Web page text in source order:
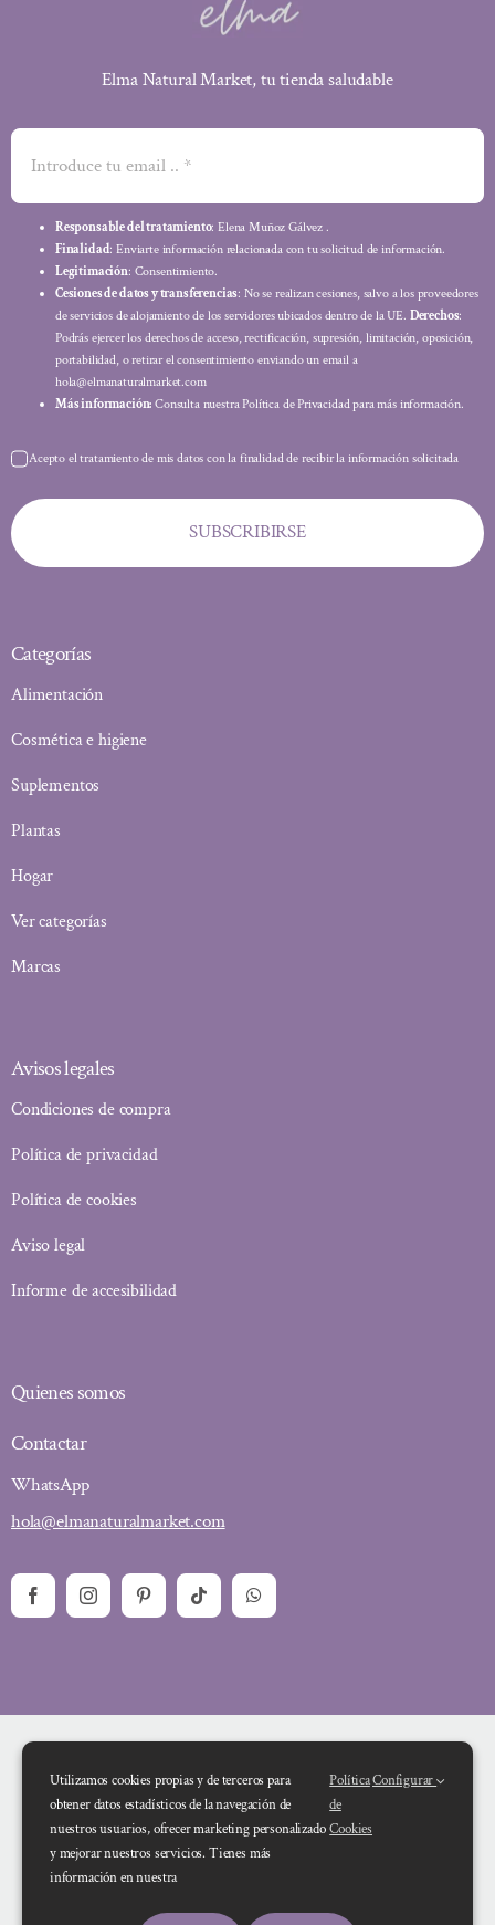
Elma Natural Market, tu tienda saludable
Responsable del tratamiento: Elena Muñoz Gálvez .
Finalidad: Enviarte información relacionada con tu solicitud de información.
Legitimación: Consentimiento.
Cesiones de datos y transferencias: No se realizan cesiones, salvo a los proveedores
de servicios de alojamiento de los servidores ubicados dentro de la UE. Derechos:
Podrás ejercer los derechos de acceso, rectificación, supresión, limitación, oposición,
portabilidad, o retirar el consentimiento enviando un email a
hola@elmanaturalmarket.com
Más información: Consulta nuestra Política de Privacidad para más información.
Acepto el tratamiento de mis datos con la finalidad de recibir la información solicitada
SUBSCRIBIRSE
Categorías
Alimentación
Cosmética e higiene
Suplementos
Plantas
Hogar
Ver categorías
Marcas
Avisos legales
Condiciones de compra
Política de privacidad
Política de cookies
Aviso legal
Informe de accesibilidad
Quienes somos
Contactar
WhatsApp
hola@elmanaturalmarket.com
Financiado por la Unión Europea – NextGenerationEU. Sin embargo, los
Utilizamos cookies propias y de terceros para
obtener datos estadísticos de la navegación de
nuestros usuarios, ofrecer marketing personalizado
y mejorar nuestros servicios. Tienes más
información en nuestra
Política
de
Cookies
Configurar